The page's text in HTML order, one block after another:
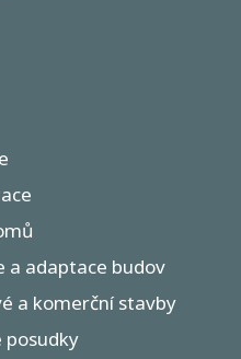
a adaptace budov
a komerční stavby
posudky